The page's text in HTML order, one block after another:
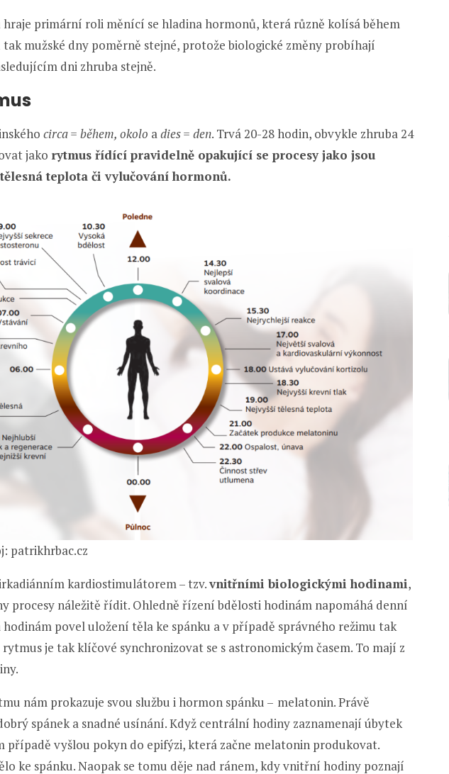
primární roli měnící se hladina hormonů, která různě kolísá během
tak mužské dny poměrně stejné, protože biologické změny probíhají
dni zhruba stejně.
circa = během, okolo adies = den. Trvá 20-28 hodin, obvykle zhruba 24
jako rytmus řídící pravidelně opakující se procesy jako jsou
teplota či vylučování hormonů.
patrikhrbac.cz
kardiostimulátorem – tzv.vnitřními biologickými hodinami,
procesy náležitě řídit. Ohledně řízení bdělosti hodinám napomáhá denní
povel uložení těla ke spánku a v případě správného režimu tak
je tak klíčové synchronizovat se s astronomickým časem. To mají z
nám prokazuje svou službu i hormon spánku – melatonin. Právě
spánek a snadné usínání. Když centrální hodiny zaznamenají úbytek
případě vyšlou pokyn do epifýzi, která začne melatonin produkovat.
ke spánku. Naopak se tomu děje nad ránem, kdy vnitřní hodiny poznají